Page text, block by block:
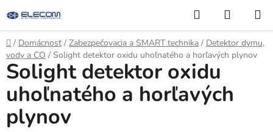
na
obsah
Hľadať
KOŠÍK
Domov
/ Domácnosť / Zabezpečovacia a SMART technika / Detektor dymu,
vody a CO / Solight detektor oxidu uhoľnatého a horľavých plynov
Solight detektor oxidu
uhoľnatého a horľavých
plynov